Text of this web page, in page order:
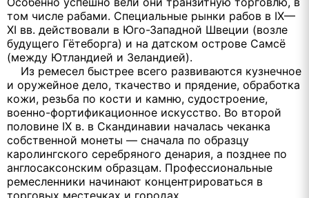
том числе рабами. Специальные рынки рабов в IX—
XI вв. действовали в Юго-Западной Швеции (возле
будущего Гётеборга) и на датском острове Самсё
(между Ютландией и Зеландией).
Из ремесел быстрее всего развиваются кузнечное
и оружейное дело, ткачество и прядение, обработка
кожи, резьба по кости и камню, судостроение,
военно-фортификационное искусство. Во второй
половине IX в. в Скандинавии началась чеканка
собственной монеты — сначала по образцу
каролингского серебряного денария, а позднее по
англосаксонским образцам. Профессиональные
ремесленники начинают концентрироваться в